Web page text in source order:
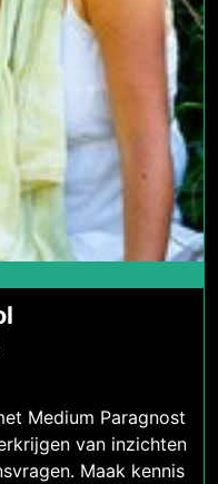
Medium Paragnost
van inzichten
Maak kennis